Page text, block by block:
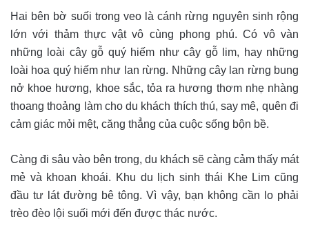
Hai bên bờ suối trong veo là cánh rừng nguyên sinh rộng
lớn với thảm thực vật vô cùng phong phú. Có vô vàn
những loài cây gỗ quý hiếm như cây gỗ lim, hay những
loài hoa quý hiếm như lan rừng. Những cây lan rừng bung
nở khoe hương, khoe sắc, tỏa ra hương thơm nhẹ nhàng
thoang thoảng làm cho du khách thích thú, say mê, quên đi
cảm giác mỏi mệt, căng thẳng của cuộc sống bộn bề.
Càng đi sâu vào bên trong, du khách sẽ càng cảm thấy mát
mẻ và khoan khoái. Khu du lịch sinh thái Khe Lim cũng
đầu tư lát đường bê tông. Vì vậy, bạn không cần lo phải
trèo đèo lội suối mới đến được thác nước.